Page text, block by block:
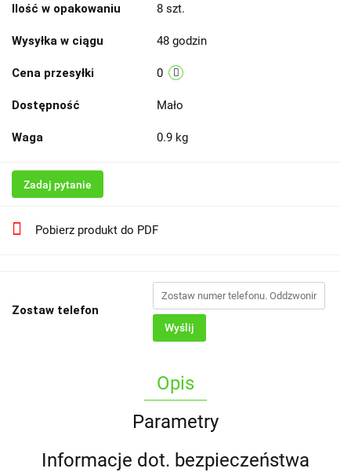
Ilość w opakowaniu 8 szt.
Wysyłka w ciągu 48 godzin
Cena przesyłki 0
Dostępność Mało
Waga 0.9 kg
Zadaj pytanie
Pobierz produkt do PDF
Zostaw telefon
Wyślij
Opis
Parametry
Informacje dot. bezpieczeństwa